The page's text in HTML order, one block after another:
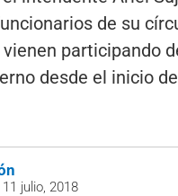
de su
participando
desde el inicio
julio, 2018